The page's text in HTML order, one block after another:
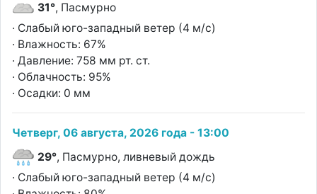
31°, Пасмурно
· Слабый юго-западный ветер (4 м/с)
· Влажность: 67%
· Давление: 758 мм рт. ст.
· Облачность: 95%
· Осадки: 0 мм
Четверг, 06 августа, 2026 года - 13:00
29°, Пасмурно, ливневый дождь
· Слабый юго-западный ветер (4 м/с)